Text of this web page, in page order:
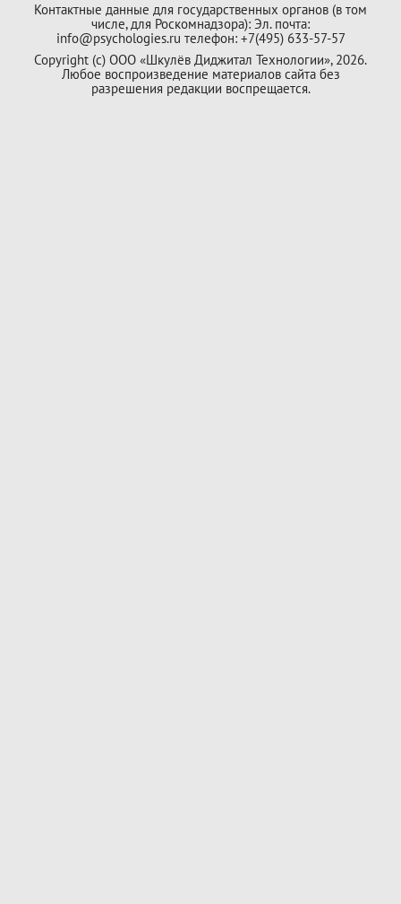
Контактные данные для государственных органов (в том
числе, для Роскомнадзора): Эл. почта:
info@psychologies.ru телефон: +7(495) 633-57-57
Copyright (с) ООО «Шкулёв Диджитал Технологии», 2026.
Любое воспроизведение материалов сайта без
разрешения редакции воспрещается.